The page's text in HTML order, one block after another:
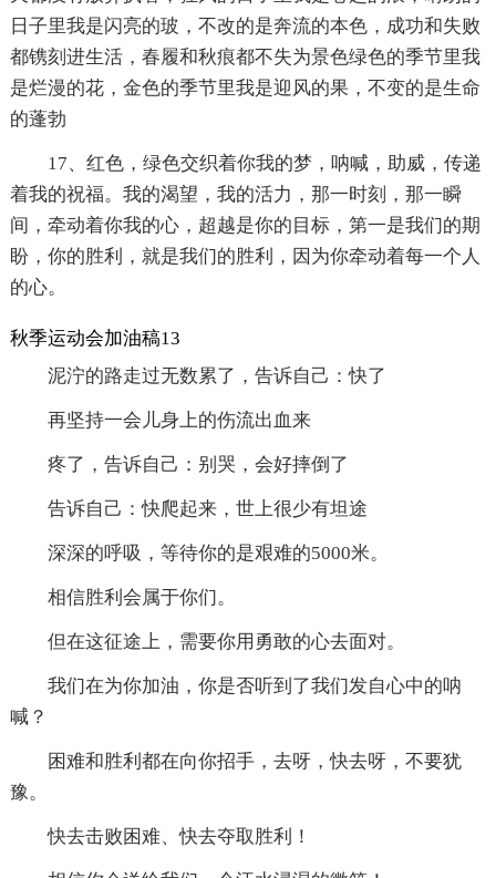
日子里我是闪亮的玻，不改的是奔流的本色，成功和失败
都镌刻进生活，春履和秋痕都不失为景色绿色的季节里我
是烂漫的花，金色的季节里我是迎风的果，不变的是生命
的蓬勃
17、红色，绿色交织着你我的梦，呐喊，助威，传递
着我的祝福。我的渴望，我的活力，那一时刻，那一瞬
间，牵动着你我的心，超越是你的目标，第一是我们的期
盼，你的胜利，就是我们的胜利，因为你牵动着每一个人
的心。
秋季运动会加油稿13
泥泞的路走过无数累了，告诉自己：快了
再坚持一会儿身上的伤流出血来
疼了，告诉自己：别哭，会好摔倒了
告诉自己：快爬起来，世上很少有坦途
深深的呼吸，等待你的是艰难的5000米。
相信胜利会属于你们。
但在这征途上，需要你用勇敢的心去面对。
我们在为你加油，你是否听到了我们发自心中的呐
喊？
困难和胜利都在向你招手，去呀，快去呀，不要犹
豫。
快去击败困难、快去夺取胜利！